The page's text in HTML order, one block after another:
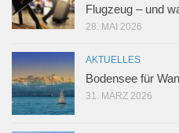
Flugzeug – und
28. MAI 2026
AKTUELLES
Bodensee für
31. MÄRZ 2026